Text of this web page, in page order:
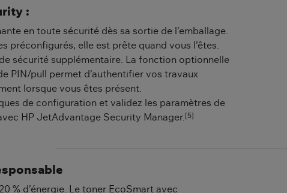
:
en toute sécurité dès sa sortie de l’emballage.
préconfigurés, elle est prête quand vous l’êtes.
sécurité supplémentaire. La fonction optionnelle
PIN/pull permet d’authentifier vos travaux
lorsque vous êtes présent.
de configuration et validez les paramètres de
HP JetAdvantage Security Manager. [5]
% d’énergie. Le toner EcoSmart avec